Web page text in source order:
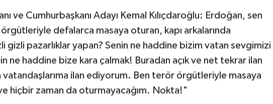
ve Cumhurbaşkanı Adayı Kemal Kılıçdaroğlu: Erdoğan, sen
defalarca masaya oturan, kapı arkalarında
gizli pazarlıklar yapan? Senin ne haddine bizim vatan sevgimizi
ne haddine bize kara çalmak! Buradan açık ve net tekrar ilan
ilan ediyorum. Ben terör örgütleriyle masaya
hiçbir zaman da oturmayacağım. Nokta!"